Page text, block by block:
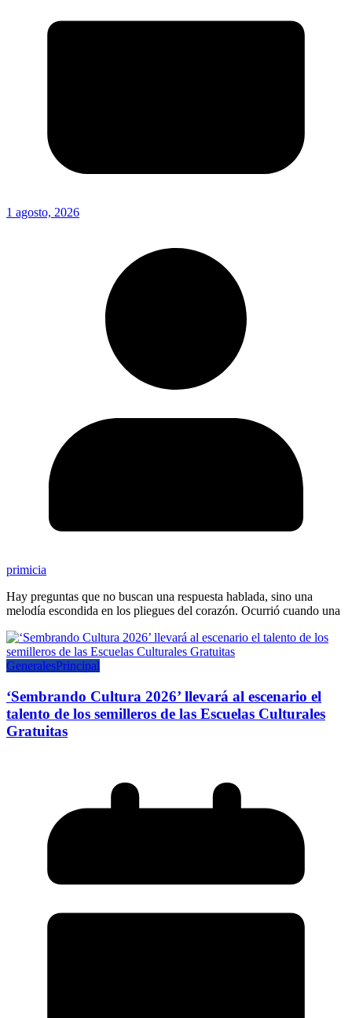
1 agosto, 2026
primicia
Hay preguntas que no buscan una respuesta hablada, sino una
melodía escondida en los pliegues del corazón. Ocurrió cuando una
GeneralesPrincipal
‘Sembrando Cultura 2026’ llevará al escenario el
talento de los semilleros de las Escuelas Culturales
Gratuitas